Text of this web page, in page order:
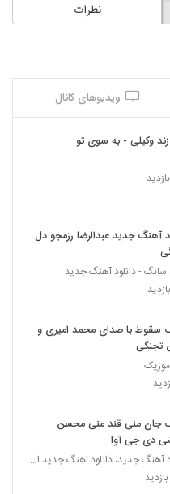
نظرات
ویدیوهای کانال
وکیلی - به سوی تو
آهنگ جدید عبدالرضا رزمجو دل
سانگ - دانلود آهنگ جدید
سقوط با صدای محمد امیری و
تجنگی
جان منی قند منی محسن
دی جی آوا
دانلود آهنگ جدید، دانلود اهنگ جدید ایرانی